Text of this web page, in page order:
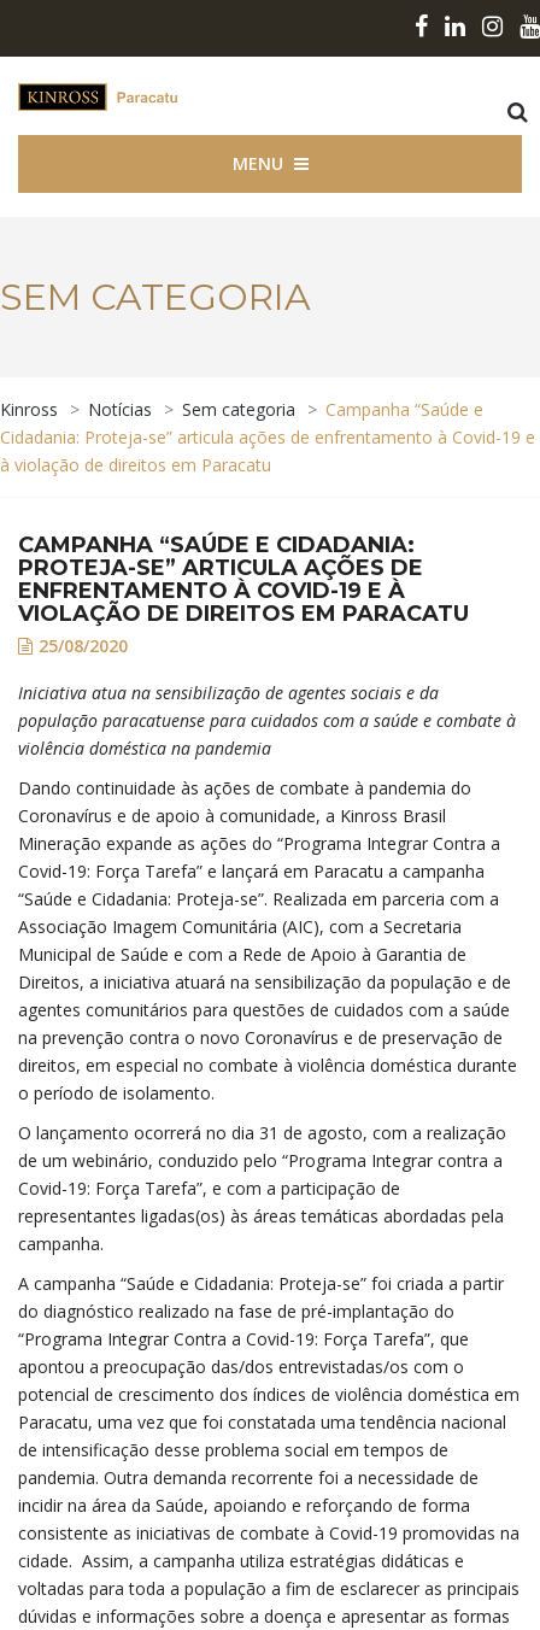
MENU
SEM CATEGORIA
Kinross > Notícias > Sem categoria > Campanha “Saúde e
Cidadania: Proteja-se” articula ações de enfrentamento à Covid-19 e
à violação de direitos em Paracatu
CAMPANHA “SAÚDE E CIDADANIA:
PROTEJA-SE” ARTICULA AÇÕES DE
ENFRENTAMENTO À COVID-19 E À
VIOLAÇÃO DE DIREITOS EM PARACATU
25/08/2020
Iniciativa atua na sensibilização de agentes sociais e da
população paracatuense para cuidados com a saúde e combate à
violência doméstica na pandemia
Dando continuidade às ações de combate à pandemia do
Coronavírus e de apoio à comunidade, a Kinross Brasil
Mineração expande as ações do “Programa Integrar Contra a
Covid-19: Força Tarefa” e lançará em Paracatu a campanha
“Saúde e Cidadania: Proteja-se”. Realizada em parceria com a
Associação Imagem Comunitária (AIC), com a Secretaria
Municipal de Saúde e com a Rede de Apoio à Garantia de
Direitos, a iniciativa atuará na sensibilização da população e de
agentes comunitários para questões de cuidados com a saúde
na prevenção contra o novo Coronavírus e de preservação de
direitos, em especial no combate à violência doméstica durante
o período de isolamento.
O lançamento ocorrerá no dia 31 de agosto, com a realização
de um webinário, conduzido pelo “Programa Integrar contra a
Covid-19: Força Tarefa”, e com a participação de
representantes ligadas(os) às áreas temáticas abordadas pela
campanha.
A campanha “Saúde e Cidadania: Proteja-se” foi criada a partir
do diagnóstico realizado na fase de pré-implantação do
“Programa Integrar Contra a Covid-19: Força Tarefa”, que
apontou a preocupação das/dos entrevistadas/os com o
potencial de crescimento dos índices de violência doméstica em
Paracatu, uma vez que foi constatada uma tendência nacional
de intensificação desse problema social em tempos de
pandemia. Outra demanda recorrente foi a necessidade de
incidir na área da Saúde, apoiando e reforçando de forma
consistente as iniciativas de combate à Covid-19 promovidas na
cidade. Assim, a campanha utiliza estratégias didáticas e
voltadas para toda a população a fim de esclarecer as principais
dúvidas e informações sobre a doença e apresentar as formas